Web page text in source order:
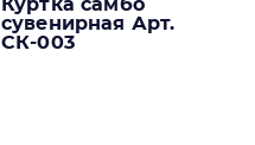
Куртка самбо
сувенирная Арт.
СК-003